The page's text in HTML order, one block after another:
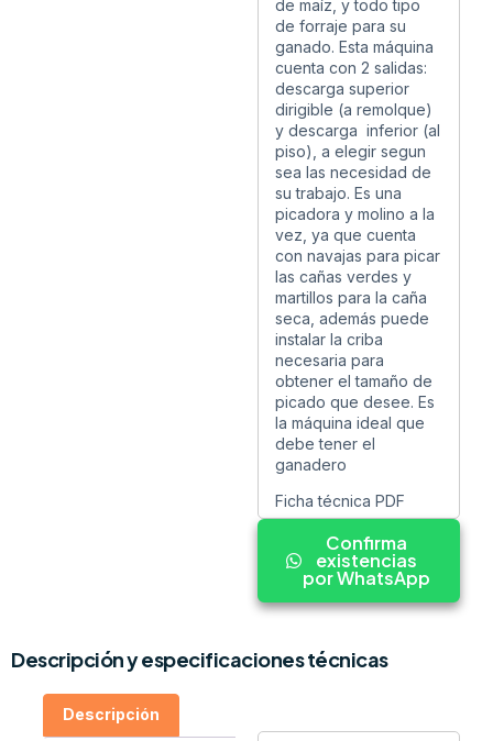
de maíz, y todo tipo
de forraje para su
ganado. Esta máquina
cuenta con 2 salidas:
descarga superior
dirigible (a remolque)
y descarga inferior (al
piso), a elegir segun
sea las necesidad de
su trabajo. Es una
picadora y molino a la
vez, ya que cuenta
con navajas para picar
las cañas verdes y
martillos para la caña
seca, además puede
instalar la criba
necesaria para
obtener el tamaño de
picado que desee. Es
la máquina ideal que
debe tener el
ganadero
Ficha técnica PDF
Confirma
existencias
por WhatsApp
Descripción y especificaciones técnicas
Descripción